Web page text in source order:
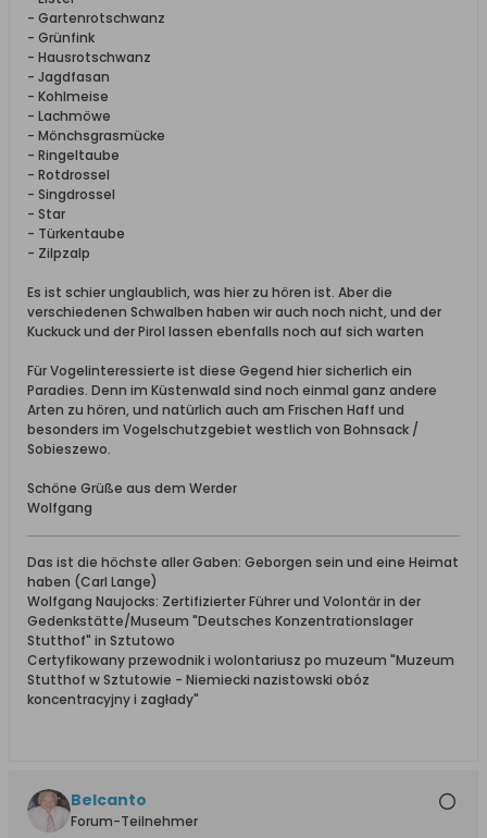
- Gartenrotschwanz
- Grünfink
- Hausrotschwanz
- Jagdfasan
- Kohlmeise
- Lachmöwe
- Mönchsgrasmücke
- Ringeltaube
- Rotdrossel
- Singdrossel
- Star
- Türkentaube
- Zilpzalp
Es ist schier unglaublich, was hier zu hören ist. Aber die
verschiedenen Schwalben haben wir auch noch nicht, und der
Kuckuck und der Pirol lassen ebenfalls noch auf sich warten
Für Vogelinteressierte ist diese Gegend hier sicherlich ein
Paradies. Denn im Küstenwald sind noch einmal ganz andere
Arten zu hören, und natürlich auch am Frischen Haff und
besonders im Vogelschutzgebiet westlich von Bohnsack /
Sobieszewo.
Schöne Grüße aus dem Werder
Wolfgang
Das ist die höchste aller Gaben: Geborgen sein und eine Heimat
haben (Carl Lange)
Wolfgang Naujocks: Zertifizierter Führer und Volontär in der
Gedenkstätte/Museum "Deutsches Konzentrationslager
Stutthof" in Sztutowo
Certyfikowany przewodnik i wolontariusz po muzeum "Muzeum
Stutthof w Sztutowie - Niemiecki nazistowski obóz
koncentracyjny i zagłady"
Belcanto
Forum-Teilnehmer